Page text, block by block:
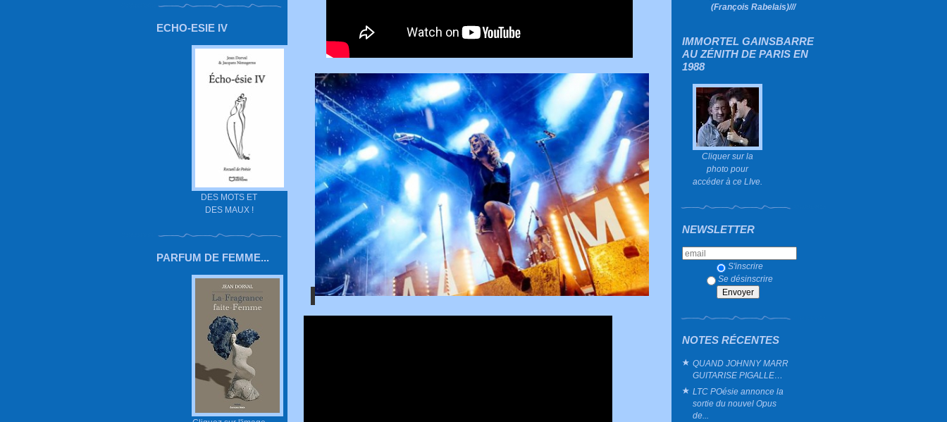
ECHO-ESIE IV
DES MOTS ET
DES MAUX !
PARFUM DE FEMME...
(François Rabelais)///
IMMORTEL GAINSBARRE
AU ZÉNITH DE PARIS EN
1988
Cliquer sur la
photo pour
accéder à ce LIve.
NEWSLETTER
S'inscrire
Se désinscrire
NOTES RÉCENTES
QUAND JOHNNY MARR
GUITARISE PIGALLE…
LTC POésie annonce la
sortie du nouvel Opus
de...